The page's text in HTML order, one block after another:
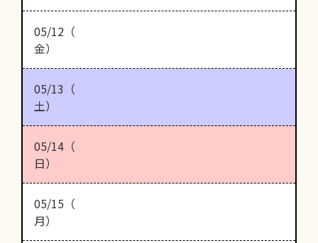
05/12（
金）
05/13（
土）
05/14（
日）
05/15（
月）